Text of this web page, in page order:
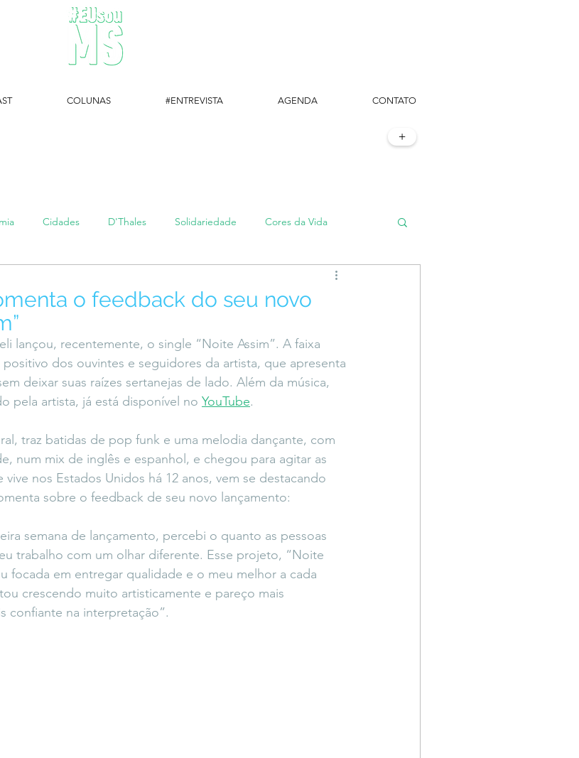
Cidades D'Thales Solidariedade Cores da Vida
#TôemSampa, meu!
o feedback do seu novo
lançou, recentemente, o single “Noite Assim”. A faixa
dos ouvintes e seguidores da artista, que apresenta
deixar suas raízes sertanejas de lado. Além da música,
pela artista, já está disponível no YouTube.
traz batidas de pop funk e uma melodia dançante, com
num mix de inglês e espanhol, e chegou para agitar as
nos Estados Unidos há 12 anos, vem se destacando
sobre o feedback de seu novo lançamento:
semana de lançamento, percebi o quanto as pessoas
trabalho com um olhar diferente. Esse projeto, “Noite
focada em entregar qualidade e o meu melhor a cada
crescendo muito artisticamente e pareço mais
confiante na interpretação”.
+
COLUNAS #ENTREVISTA AGENDA CONTATO